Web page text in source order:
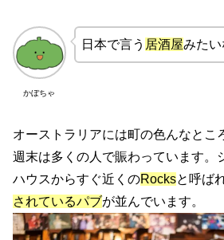
かぼちゃ
日本で言う 居酒屋みたい
オーストラリアには町の色んなとこ
週末は多くの人で賑わっています。
ハウスからすぐ近くのRocksと呼ば
されているパブが並んでいます。